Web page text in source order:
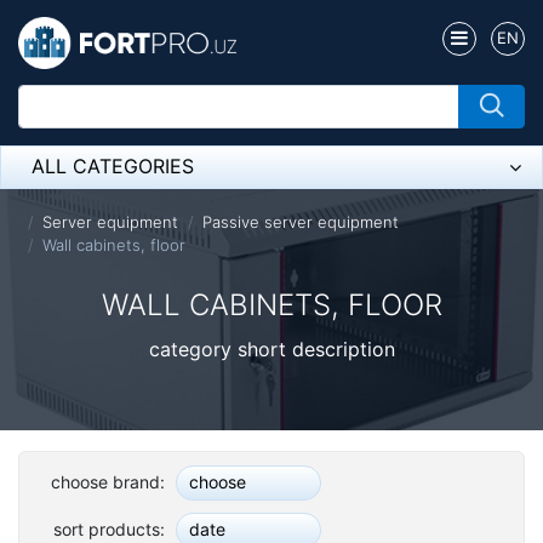
EN
ALL CATEGORIES
Микрофон
Оборудование Mikrotik
Спикерфон
ADSL, Wan / Lan Routers, Wi-Fi
IP Telephony
Server equipment
Passive server equipment
Wall cabinets, floor
WALL CABINETS, FLOOR
category short description
choose brand: choose
sort products: date